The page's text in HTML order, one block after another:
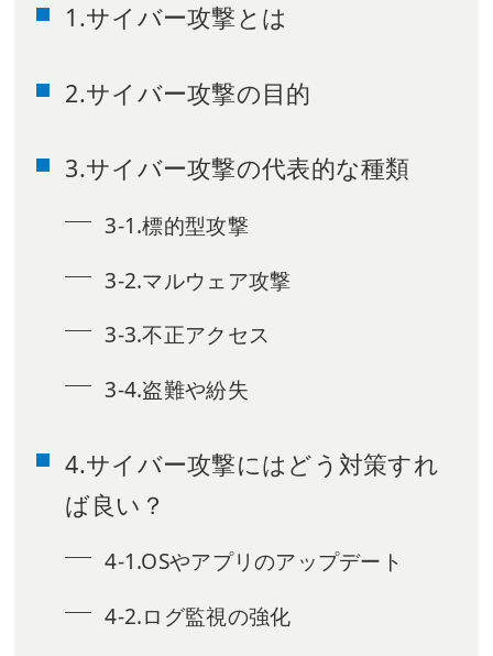
1.サイバー攻撃とは
2.サイバー攻撃の目的
3.サイバー攻撃の代表的な種類
3-1.標的型攻撃
3-2.マルウェア攻撃
3-3.不正アクセス
3-4.盗難や紛失
4.サイバー攻撃にはどう対策すれ
ば良い？
4-1.OSやアプリのアップデート
4-2.ログ監視の強化